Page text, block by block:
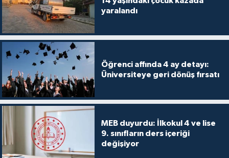
yaralandı
Öğrenci affında 4 ay detayı:
Üniversiteye geri dönüş fırsatı
MEB duyurdu: İlkokul 4 ve lise
9. sınıfların ders içeriği
değişiyor